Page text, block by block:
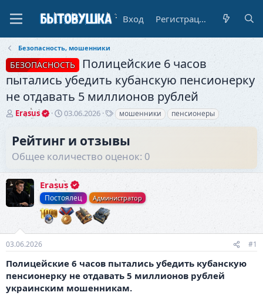
Вход Регистрация
Безопасность, мошенники
БЕЗОПАСНОСТЬ
Полицейские 6 часов
пытались убедить кубанскую пенсионерку
не отдавать 5 миллионов рублей
А
о
р
е
м
ы
Erasus
Д
н
ч
а
л
а
03.06.2026
Т
и
мошенники пенсионеры
Рейтинг и отзывы
Общее количество оценок: 0
Erasus
Постоялец Администратор
03.06.2026 #1
Полицейские 6 часов пытались убедить кубанскую
пенсионерку не отдавать 5 миллионов рублей
украинским мошенникам.